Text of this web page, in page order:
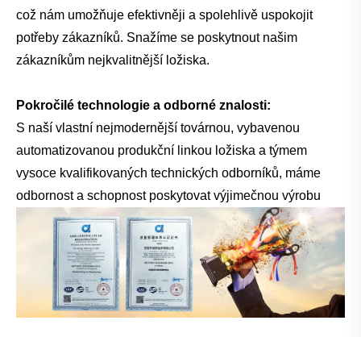
což nám umožňuje efektivněji a spolehlivě uspokojit
potřeby zákazníků. Snažíme se poskytnout našim
zákazníkům nejkvalitnější ložiska.
Pokročilé technologie a odborné znalosti:
S naší vlastní nejmodernější továrnou, vybavenou
automatizovanou produkční linkou ložiska a týmem
vysoce kvalifikovaných technických odborníků, máme
odbornost a schopnost poskytovat výjimečnou výrobu